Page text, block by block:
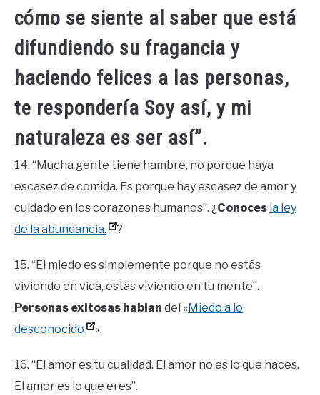
cómo se siente al saber que está
difundiendo su fragancia y
haciendo felices a las personas,
te respondería Soy así, y mi
naturaleza es ser así”.
14. “Mucha gente tiene hambre, no porque haya
escasez de comida. Es porque hay escasez de amor y
cuidado en los corazones humanos”. ¿ Conoces la ley
de la abundancia.
?
15. “El miedo es simplemente porque no estás
viviendo en vida, estás viviendo en tu mente”.
Personas exitosas hablan del «Miedo a lo
desconocido
«.
16. “El amor es tu cualidad. El amor no es lo que haces.
El amor es lo que eres”.